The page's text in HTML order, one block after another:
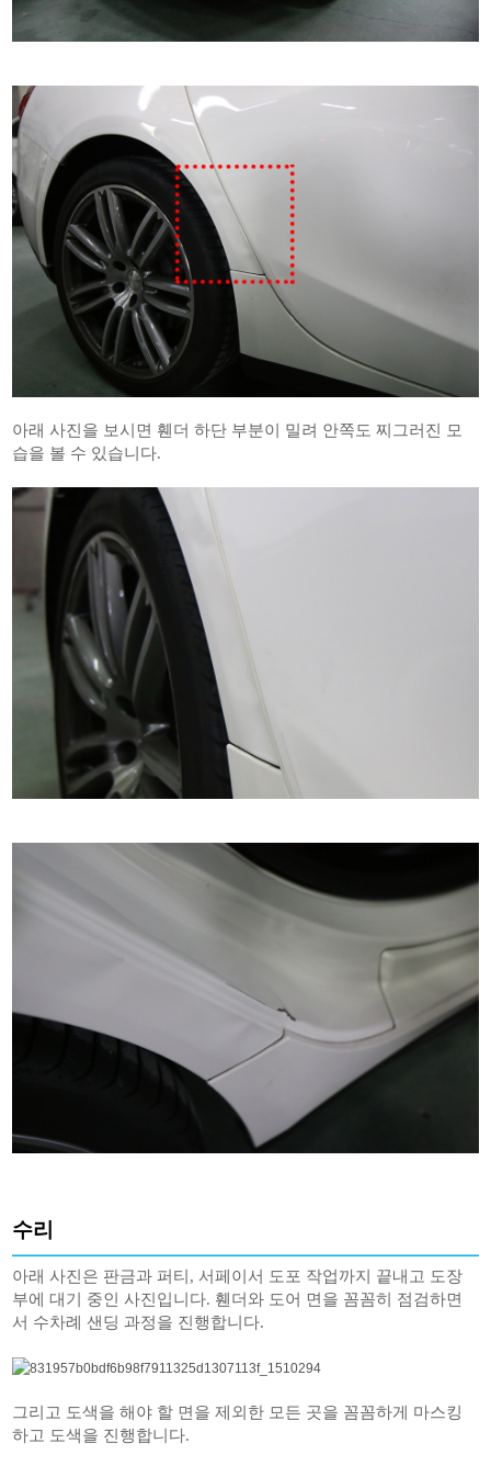
아래 사진을 보시면 휀더 하단 부분이 밀려 안쪽도 찌그러진 모
습을 볼 수 있습니다.
수리
아래 사진은 판금과 퍼티, 서페이서 도포 작업까지 끝내고 도장
부에 대기 중인 사진입니다. 휀더와 도어 면을 꼼꼼히 점검하면
서 수차례 샌딩 과정을 진행합니다.
그리고 도색을 해야 할 면을 제외한 모든 곳을 꼼꼼하게 마스킹
하고 도색을 진행합니다.